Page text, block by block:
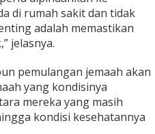
di rumah sakit dan tidak
adalah memastikan
jelasnya.
pemulangan jemaah akan
yang kondisinya
mereka yang masih
kondisi kesehatannya